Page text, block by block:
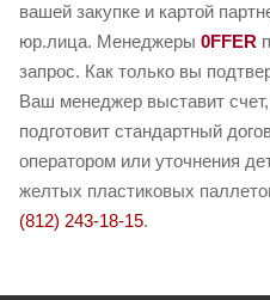
вашей закупке и картой
юр.лица. Менеджеры 0FFER
запрос. Как только вы
Ваш менеджер выставит
подготовит стандартный
оператором или уточнения
желтых пластиковых
(812) 243-18-15.